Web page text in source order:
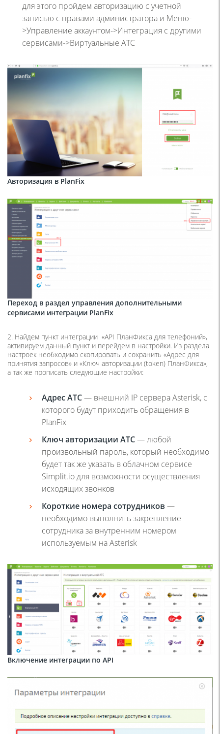
для этого пройдем авторизацию с учетной
записью с правами администратора и Меню-
>Управление аккаунтом->Интеграция с другими
сервисами->Виртуальные АТС
Авторизация в PlanFix
Переход в раздел управления дополнительными
сервисами интеграции PlanFix
2. Найдем пункт интеграции «API ПланФикса для телефоний»,
активируем данный пункт и перейдем в настройки. Из раздела
настроек необходимо скопировать и сохранить «Адрес для
принятия запросов» и «Ключ авторизации (token) ПланФикса»,
а так же прописать следующие настройки:
Адрес АТС— внешний IP сервера Asterisk, с
которого будут приходить обращения в
PlanFix
Ключ авторизации АТС— любой
произвольный пароль, который необходимо
будет так же указать в облачном сервисе
Simplit.io для возможности осуществления
исходящих звонков
Короткие номера сотрудников —
необходимо выполнить закрепление
сотрудника за внутренним номером
используемым на Asterisk
Включение интеграции по API